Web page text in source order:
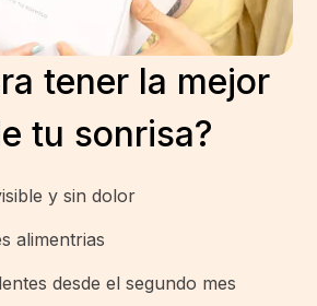
tener la mejor
tu sonrisa?
y sin dolor
alimentrias
desde el segundo mes